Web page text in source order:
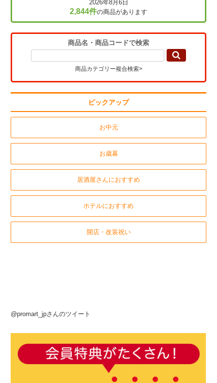
2026年8月6日
2,844件の商品があります
商品名・商品コードで検索
商品カテゴリー複合検索>
ピックアップ
お中元
お歳暮
居酒屋さんにおすすめ
ホテルにおすすめ
開店・改装祝い
@promart_jpさんのツイート